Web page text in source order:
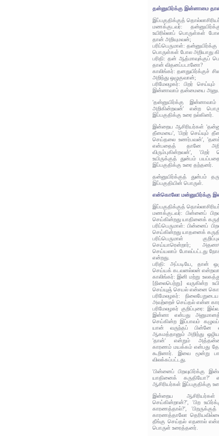
தன்னுயிர்க்கு இன்னாமை
இப்பகுதிக்குத்
மணக்குடவர்:
உயிரில்லாப் பொருள்கள்
தான் அறியுமவன்;
பரிப்பெருமாள்:
பொருள்கள் போல அறியாது
பரிதி: தன் ஆத்மாவுக்குப்
தான் விதனப்படானோ?
காலிங்கர்: தனதுயிர்க்குச்
அறிந்து ஒழுகுவான்;
பரிமேலழகர்: பிறர்
இன்னாவாம் தன்மையை
'தன்னுயிர்க்கு
அறிகின்றவன்' என்ற
இப்பகுதிக்கு உரை நல்கினர்.
இன்றைய ஆசிரியர்கள்
தீமையை', 'பிறர் செய்யும்
செய்தலை உணர்பவன்',
என்பதைத் தானே
விரும்புகின்றவன்',
உயிருக்குத் துன்பம்
இப்பகுதிக்கு உரை தந்தனர்.
தன்னுயிர்க்குத் துன்பம்
இப்பகுதியின் பொருள்.
என்கொலோ மன்னுயிர்க்கு
இப்பகுதிக்குத்
மணக்குடவர்: பின்னைப்
செய்கின்றது யாதினைக்
பரிப்பெருமாள்: பின்னைப்
செய்கின்றது யாதனைக்
பரிப்பெருமாள்
செய்யாரென்றார்;
செய்யலாம் போலப்பட்டது
என்றது.
பரிதி: அப்படியே, தான்
செய்யக் கடவனல்லன்
காலிங்கர்: இனி மற்று
[நிலைபெற்று] வருகின்ற
செய்யுஞ் செயல் என்னை
பரிமேலழகர்:
அவற்றைச் செய்தல் என்ன
பரிமேலழகர் குறிப்புரை:
இன்னா என்பது
செய்கின்ற இப்பாவம்
யான் வருந்தப் பின்னே
ஆகமத்தானும் அறிந்து
'தான்' என்றும்
காரணம் மயக்கம் என்பது
கூறினார். இவை மூன்று
விலக்கப்பட்டது.
'பின்னைப் பிறவுயிர்க்கு
யாதினைக் கருதியோ?'
ஆசிரியர்கள் இப்பகுதிக்கு
இன்றைய ஆசிரியர்கள்
செய்கின்றான்?', 'பிற
காரணத்தால்?',
காரணத்தாலோ
தீங்கு செய்தல் எதனால்
பொருள் உரைத்தனர்.